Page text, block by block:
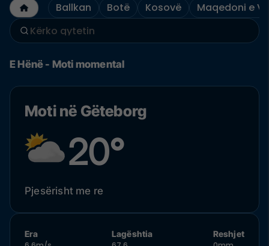
Ballkan Botë Kosovë Maqedoni e
E Hënë - Moti momental
Moti në Gëteborg
20°
Pjesërisht me re
Era
Lagështia
Reshjet